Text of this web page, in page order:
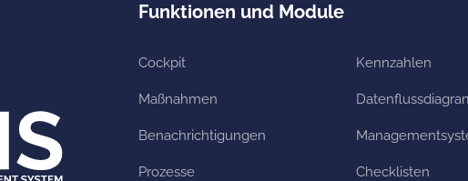
Funktionen und Module
Cockpit Kennzahlen
Maßnahmen
Benachrichtigungen
Prozesse Checklisten